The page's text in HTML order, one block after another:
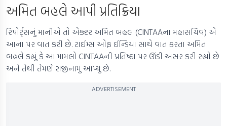
અમિત બહલે આપી પ્રતિક્રિયા
રિપોર્ટ્સનું માનીએ તો એક્ટર અમિત બહલ (CINTAAના મહાસચિવ) એ
આના પર વાત કરી છે. ટાઈમ્સ ઓફ ઈન્ડિયા સાથે વાત કરતા અમિત
બહલે કહ્યું કે આ મામલો CINTAAની પ્રતિષ્ઠા પર ઊંડી અસર કરી રહ્યો છે
અને તેથી તેમણે રાજીનામું આપ્યું છે.
ADVERTISEMENT